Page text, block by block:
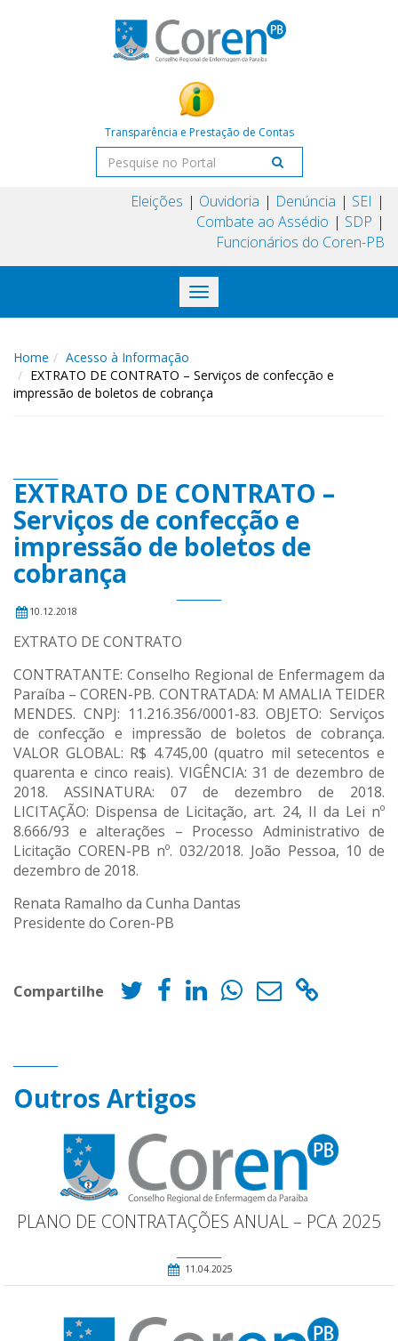
Transparência e Prestação de Contas
Eleições Ouvidoria Denúncia
SEI
Combate ao Assédio
SDP
Funcionários do Coren-PB
Toggle
navigation
Home
Acesso à Informação
EXTRATO DE CONTRATO – Serviços de confecção e
impressão de boletos de cobrança
EXTRATO DE CONTRATO –
Serviços de confecção e
impressão de boletos de
cobrança
10.12.2018
EXTRATO DE CONTRATO
CONTRATANTE: Conselho Regional de Enfermagem da
Paraíba – COREN-PB. CONTRATADA: M AMALIA TEIDER
MENDES. CNPJ: 11.216.356/0001-83. OBJETO: Serviços
de confecção e impressão de boletos de cobrança.
VALOR GLOBAL: R$ 4.745,00 (quatro mil setecentos e
quarenta e cinco reais). VIGÊNCIA: 31 de dezembro de
2018. ASSINATURA: 07 de dezembro de 2018.
LICITAÇÃO: Dispensa de Licitação, art. 24, II da Lei nº
8.666/93 e alterações – Processo Administrativo de
Licitação COREN-PB nº. 032/2018. João Pessoa, 10 de
dezembro de 2018.
Renata Ramalho da Cunha Dantas
Presidente do Coren-PB
Compartilhe
Outros Artigos
PLANO DE CONTRATAÇÕES ANUAL – PCA 2025
11.04.2025